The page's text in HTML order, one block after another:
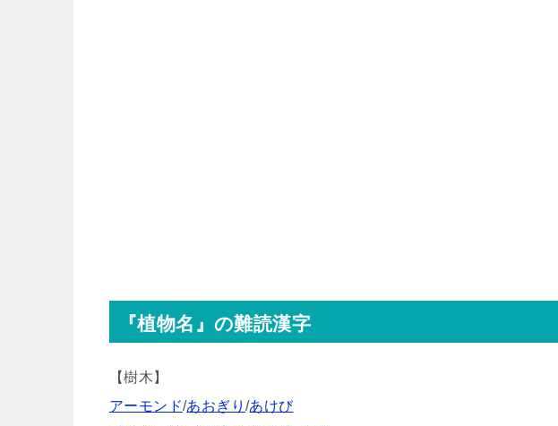
『植物名』の難読漢字
【樹木】
アーモンド/あおぎり/あけび